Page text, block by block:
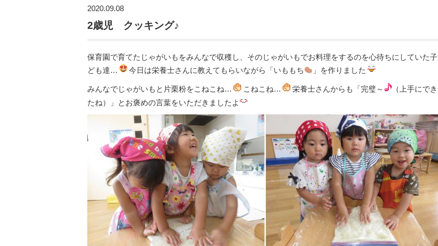
2020.09.08
2歳児 クッキング♪
保育園で育てたじゃがいもをみんなで収穫し、そのじゃがいもでお料理をするのを心待ちにしていた子
ども達…
今日は栄養士さんに教えてもらいながら「いももち 」を作りました
みんなでじゃがいもと片栗粉をこねこね… こねこね… 栄養士さんからも「完璧～
（上手にでき
たね）」とお褒めの言葉をいただきましたよ